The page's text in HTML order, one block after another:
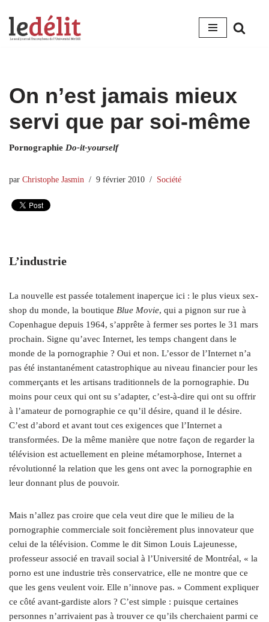
Aller
On n’est jamais mieux
servi que par soi-même
Pornographie Do-it-yourself
par Christophe Jasmin 9 février 2010 Société
L’industrie
La nouvelle est passée totalement inaperçue ici : le plus vieux sex-
shop du monde, la boutique Blue Movie, qui a pignon sur rue à
Copenhague depuis 1964, s’apprête à fermer ses portes le 31 mars
prochain. Signe qu’avec Internet, les temps changent dans le
monde de la pornographie ? Oui et non. L’essor de l’Internet n’a
pas été instantanément catastrophique au niveau financier pour les
commerçants et les artisans traditionnels de la pornographie. Du
moins pour ceux qui ont su s’adapter, c’est-à-dire qui ont su offrir
à l’amateur de pornographie ce qu’il désire, quand il le désire.
C’est d’abord et avant tout ces exigences que l’Internet a
transformées. De la même manière que notre façon de regarder la
télévision est actuellement en pleine métamorphose, Internet a
révolutionné la relation que les gens ont avec la pornographie en
leur donnant plus de pouvoir.
Mais n’allez pas croire que cela veut dire que le milieu de la
pornographie commerciale soit foncièrement plus innovateur que
celui de la télévision. Comme le dit Simon Louis Lajeunesse,
professeur associé en travail social à l’Université de Montréal, « la
porno est une industrie très conservatrice, elle ne montre que ce
que les gens veulent voir. Elle n’innove pas. » Comment expliquer
ce côté avant-gardiste alors ? C’est simple : puisque certaines
personnes n’arrivaient pas à trouver ce qu’ils cherchaient parmi ce